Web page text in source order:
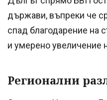
държави, въпреки че
спад благодарение на
и умерено увеличение
Регионални